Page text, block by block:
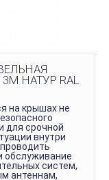
3М НАТУР RAL
на крышах не
для срочной
внутри
обслуживание
систем,
антеннам,